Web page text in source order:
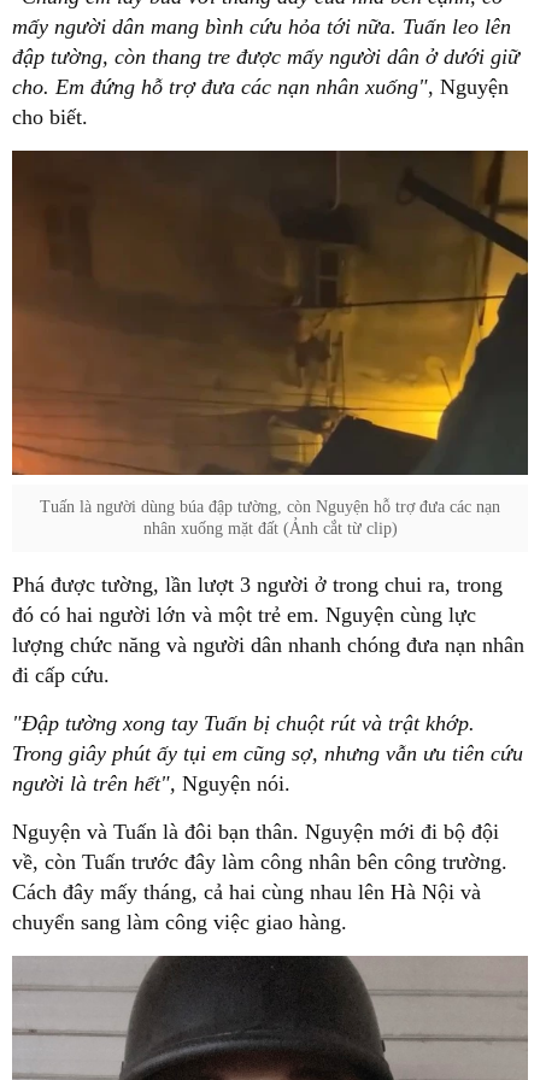
mấy người dân mang bình cứu hỏa tới nữa. Tuấn leo lên
đập tường, còn thang tre được mấy người dân ở dưới giữ
cho. Em đứng hỗ trợ đưa các nạn nhân xuống", Nguyện
cho biết.
Tuấn là người dùng búa đập tường, còn Nguyện hỗ trợ đưa các nạn
nhân xuống mặt đất (Ảnh cắt từ clip)
Phá được tường, lần lượt 3 người ở trong chui ra, trong
đó có hai người lớn và một trẻ em. Nguyện cùng lực
lượng chức năng và người dân nhanh chóng đưa nạn nhân
đi cấp cứu.
"Đập tường xong tay Tuấn bị chuột rút và trật khớp.
Trong giây phút ấy tụi em cũng sợ, nhưng vẫn ưu tiên cứu
người là trên hết", Nguyện nói.
Nguyện và Tuấn là đôi bạn thân. Nguyện mới đi bộ đội
về, còn Tuấn trước đây làm công nhân bên công trường.
Cách đây mấy tháng, cả hai cùng nhau lên Hà Nội và
chuyển sang làm công việc giao hàng.